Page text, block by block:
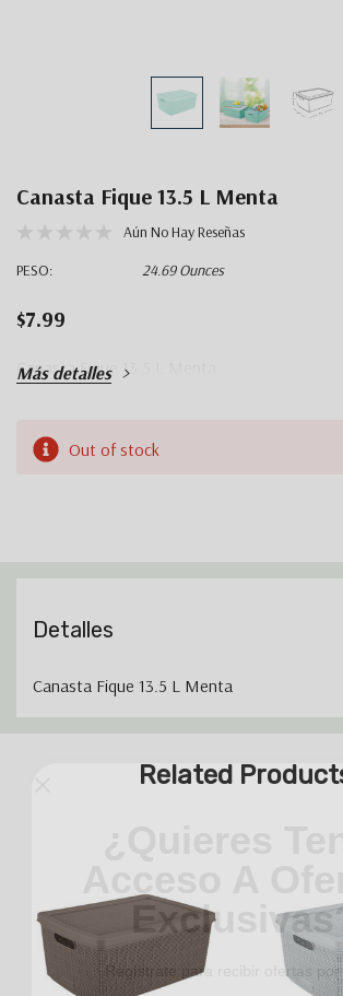
Canasta Fique 13.5 L Menta
Aún No Hay Reseñas
PESO:
24.69 Ounces
$7.99
Canasta Fique 13.5 L Menta
Más detalles
InventarioOut of stock
Detalles
Canasta Fique 13.5 L Menta
personalizadaRelated
Exclusivas?
Regístrate para recibir ofertas por
Email